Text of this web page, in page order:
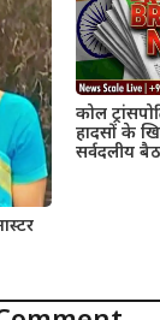
कोल
हादसों के
सर्वदलीय